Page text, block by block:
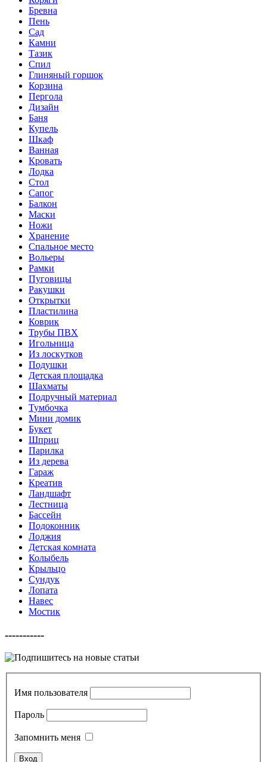
Бревна
Пень
Сад
Камни
Тазик
Спил
Глиняный горшок
Корзина
Пергола
Дизайн
Баня
Купель
Шкаф
Ванная
Кровать
Лодка
Стол
Сапог
Балкон
Маски
Ножи
Хранение
Спальное место
Вольеры
Рамки
Пуговицы
Ракушки
Открытки
Пластилина
Коврик
Трубы ПВХ
Игольница
Из лоскутков
Подушки
Детская площадка
Шахматы
Подручный материал
Тумбочка
Мини домик
Букет
Шприц
Парилка
Из дерева
Гараж
Креатив
Ландшафт
Лестница
Бассейн
Подоконник
Лоджия
Детская комната
Колыбель
Крыльцо
Сундук
Лопата
Навес
Мостик
-----------
Имя пользователя
Пароль
Запомнить меня